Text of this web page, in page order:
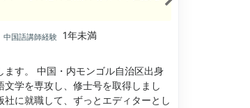
中国語講師経験 1年未満
ます。 中国・内モンゴル自治区出身
文学を専攻し、修士号を取得しまし
社に就職して、ずっとエディターとし